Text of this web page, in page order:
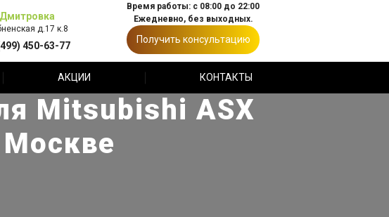
Дмитровка
д.17 к.8
450-63-77
Время работы: с 08:00 до 22:00
Ежедневно, без выходных.
Получить консультацию
АКЦИИ КОНТАКТЫ
Mitsubishi ASX